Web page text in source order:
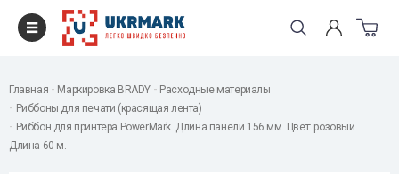
Главная Маркировка BRADY
Расходные материалы
Риббоны для печати (красящая лента)
Риббон для принтера PowerMark. Длина панели 156 мм. Цвет: розовый.
Длина 60 м.